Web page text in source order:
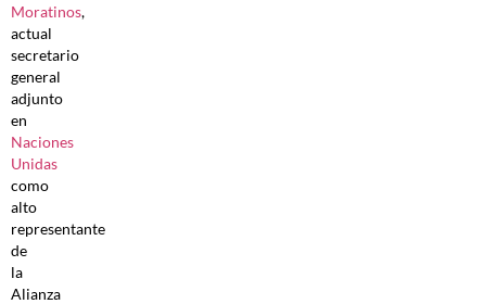
Moratinos,
actual
secretario
general
adjunto
en
Naciones
Unidas
como
alto
representante
de
la
Alianza